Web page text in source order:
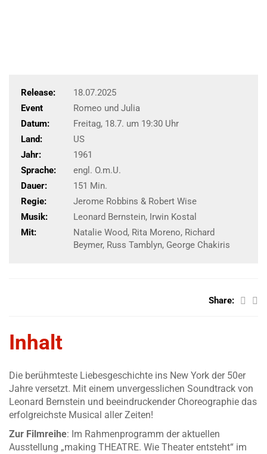
Release:
18.07.2025
Event
Romeo und Julia
Datum:
Freitag, 18.7. um 19:30 Uhr
Land:
US
Jahr:
1961
Sprache:
engl. O.m.U.
Dauer:
151 Min.
Regie:
Jerome Robbins & Robert Wise
Musik:
Leonard Bernstein, Irwin Kostal
Mit:
Natalie Wood, Rita Moreno, Richard
Beymer, Russ Tamblyn, George Chakiris
Share:
Inhalt
Die berühmteste Liebesgeschichte ins New York der 50er
Jahre versetzt. Mit einem unvergesslichen Soundtrack von
Leonard Bernstein und beeindruckender Choreographie das
erfolgreichste Musical aller Zeiten!
Zur Filmreihe: Im Rahmenprogramm der aktuellen
Ausstellung „making THEATRE. Wie Theater entsteht“ im